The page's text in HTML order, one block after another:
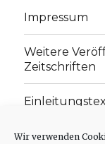
Wir verwenden
Impressum
Weitere
Zeitschriften
„schwachen